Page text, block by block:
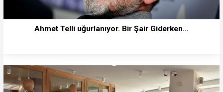
Ahmet Telli uğurlanıyor. Bir Şair Giderken...